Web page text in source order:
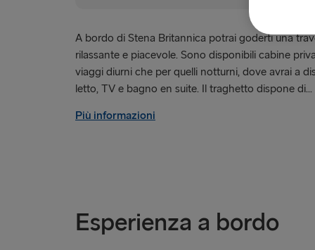
A bordo di Stena Britannica potrai goderti una
rilassante e piacevole. Sono disponibili cabine
viaggi diurni che per quelli notturni, dove avrai a
letto, TV e bagno en suite. Il traghetto dispone di...
Più informazioni
Esperienza a bordo